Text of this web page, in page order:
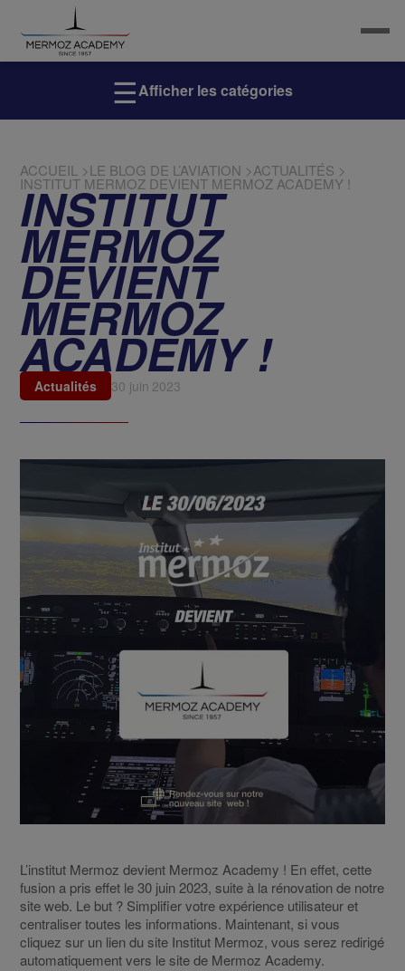
☰Afficher les catégories
ACCUEIL >LE BLOG DE L’AVIATION >ACTUALITÉS >
INSTITUT MERMOZ DEVIENT MERMOZ ACADEMY !
INSTITUT
MERMOZ
DEVIENT
MERMOZ
ACADEMY !
Actualités 30 juin 2023
L’institut Mermoz devient Mermoz Academy ! En effet, cette
fusion a pris effet le 30 juin 2023, suite à la rénovation de notre
site web. Le but ? Simplifier votre expérience utilisateur et
centraliser toutes les informations. Maintenant, si vous
cliquez sur un lien du site Institut Mermoz, vous serez redirigé
automatiquement vers le site de Mermoz Academy.